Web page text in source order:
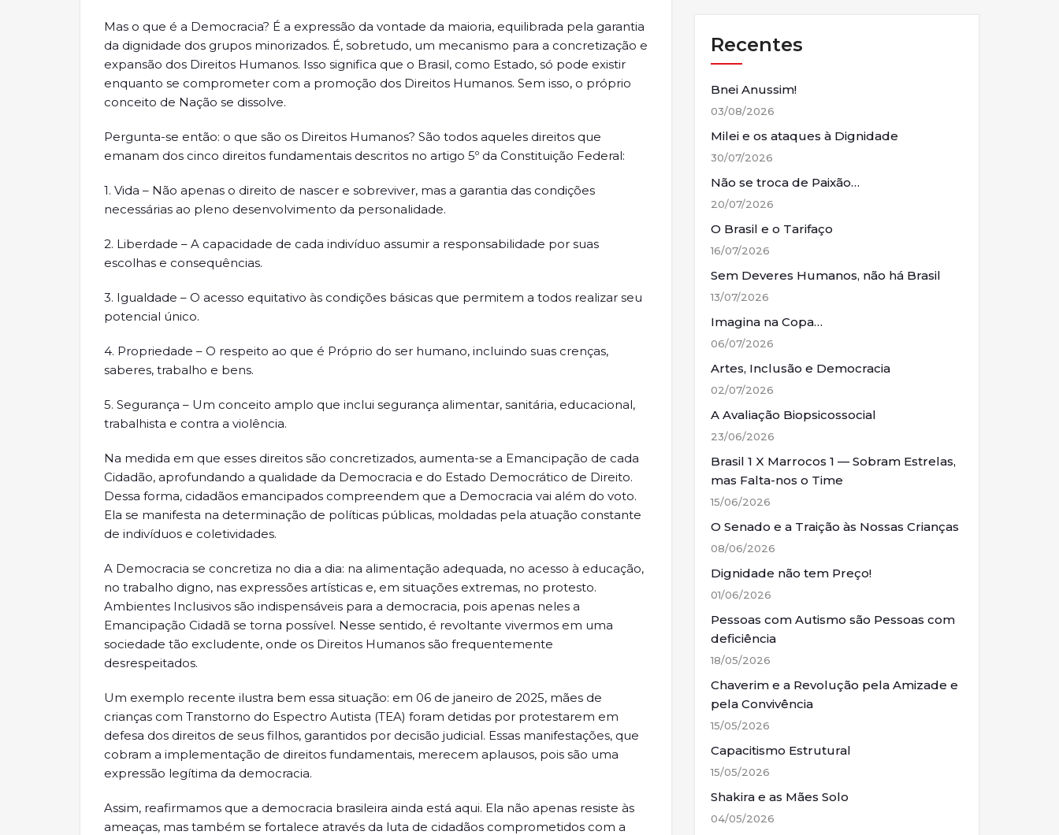
Mas o que é a Democracia? É a expressão da vontade da maioria, equilibrada pela garantia
da dignidade dos grupos minorizados. É, sobretudo, um mecanismo para a concretização e
expansão dos Direitos Humanos. Isso significa que o Brasil, como Estado, só pode existir
enquanto se comprometer com a promoção dos Direitos Humanos. Sem isso, o próprio
conceito de Nação se dissolve.
Pergunta-se então: o que são os Direitos Humanos? São todos aqueles direitos que
emanam dos cinco direitos fundamentais descritos no artigo 5º da Constituição Federal:
1. Vida – Não apenas o direito de nascer e sobreviver, mas a garantia das condições
necessárias ao pleno desenvolvimento da personalidade.
2. Liberdade – A capacidade de cada indivíduo assumir a responsabilidade por suas
escolhas e consequências.
3. Igualdade – O acesso equitativo às condições básicas que permitem a todos realizar seu
potencial único.
4. Propriedade – O respeito ao que é Próprio do ser humano, incluindo suas crenças,
saberes, trabalho e bens.
5. Segurança – Um conceito amplo que inclui segurança alimentar, sanitária, educacional,
trabalhista e contra a violência.
Na medida em que esses direitos são concretizados, aumenta-se a Emancipação de cada
Cidadão, aprofundando a qualidade da Democracia e do Estado Democrático de Direito.
Dessa forma, cidadãos emancipados compreendem que a Democracia vai além do voto.
Ela se manifesta na determinação de políticas públicas, moldadas pela atuação constante
de indivíduos e coletividades.
A Democracia se concretiza no dia a dia: na alimentação adequada, no acesso à educação,
no trabalho digno, nas expressões artísticas e, em situações extremas, no protesto.
Ambientes Inclusivos são indispensáveis para a democracia, pois apenas neles a
Emancipação Cidadã se torna possível. Nesse sentido, é revoltante vivermos em uma
sociedade tão excludente, onde os Direitos Humanos são frequentemente
desrespeitados.
Um exemplo recente ilustra bem essa situação: em 06 de janeiro de 2025, mães de
crianças com Transtorno do Espectro Autista (TEA) foram detidas por protestarem em
defesa dos direitos de seus filhos, garantidos por decisão judicial. Essas manifestações, que
cobram a implementação de direitos fundamentais, merecem aplausos, pois são uma
expressão legítima da democracia.
Assim, reafirmamos que a democracia brasileira ainda está aqui. Ela não apenas resiste às
ameaças, mas também se fortalece através da luta de cidadãos comprometidos com a
Recentes
Bnei Anussim!
03/08/2026
Milei e os ataques à Dignidade
30/07/2026
Não se troca de Paixão…
20/07/2026
O Brasil e o Tarifaço
16/07/2026
Sem Deveres Humanos, não há Brasil
13/07/2026
Imagina na Copa…
06/07/2026
Artes, Inclusão e Democracia
02/07/2026
A Avaliação Biopsicossocial
23/06/2026
Brasil 1 X Marrocos 1 — Sobram Estrelas,
mas Falta-nos o Time
15/06/2026
O Senado e a Traição às Nossas Crianças
08/06/2026
Dignidade não tem Preço!
01/06/2026
Pessoas com Autismo são Pessoas com
deficiência
18/05/2026
Chaverim e a Revolução pela Amizade e
pela Convivência
15/05/2026
Capacitismo Estrutural
15/05/2026
Shakira e as Mães Solo
04/05/2026